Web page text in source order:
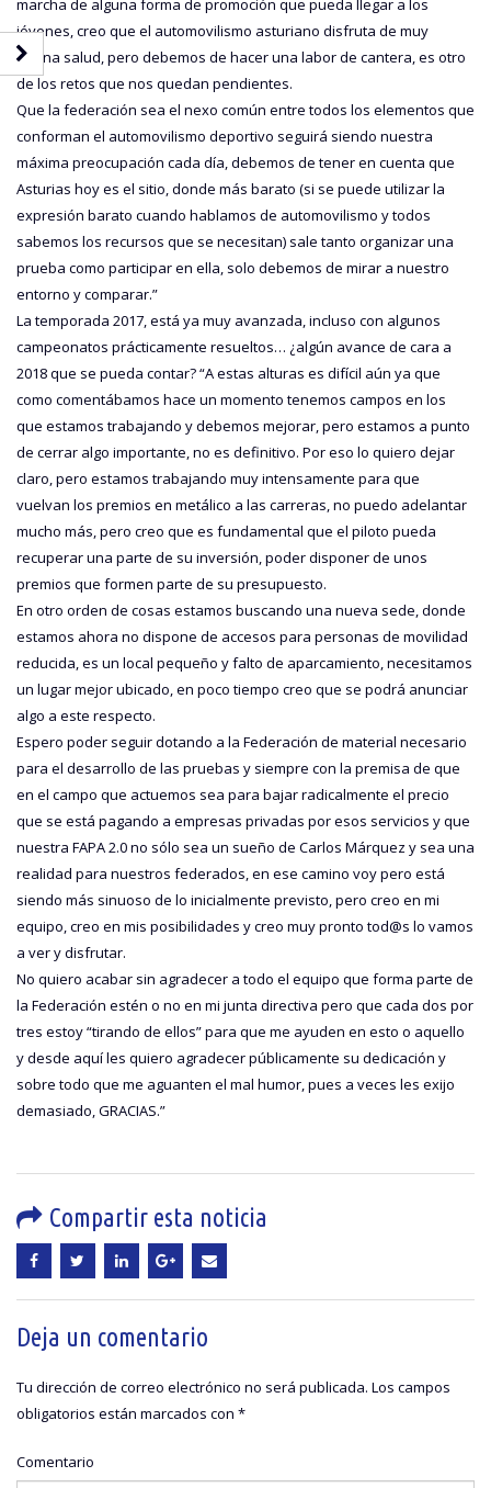
marcha de alguna forma de promoción que pueda llegar a los
jóvenes, creo que el automovilismo asturiano disfruta de muy
buena salud, pero debemos de hacer una labor de cantera, es otro
de los retos que nos quedan pendientes.
Que la federación sea el nexo común entre todos los elementos que
conforman el automovilismo deportivo seguirá siendo nuestra
máxima preocupación cada día, debemos de tener en cuenta que
Asturias hoy es el sitio, donde más barato (si se puede utilizar la
expresión barato cuando hablamos de automovilismo y todos
sabemos los recursos que se necesitan) sale tanto organizar una
prueba como participar en ella, solo debemos de mirar a nuestro
entorno y comparar.”
La temporada 2017, está ya muy avanzada, incluso con algunos
campeonatos prácticamente resueltos… ¿algún avance de cara a
2018 que se pueda contar? “A estas alturas es difícil aún ya que
como comentábamos hace un momento tenemos campos en los
que estamos trabajando y debemos mejorar, pero estamos a punto
de cerrar algo importante, no es definitivo. Por eso lo quiero dejar
claro, pero estamos trabajando muy intensamente para que
vuelvan los premios en metálico a las carreras, no puedo adelantar
mucho más, pero creo que es fundamental que el piloto pueda
recuperar una parte de su inversión, poder disponer de unos
premios que formen parte de su presupuesto.
En otro orden de cosas estamos buscando una nueva sede, donde
estamos ahora no dispone de accesos para personas de movilidad
reducida, es un local pequeño y falto de aparcamiento, necesitamos
un lugar mejor ubicado, en poco tiempo creo que se podrá anunciar
algo a este respecto.
Espero poder seguir dotando a la Federación de material necesario
para el desarrollo de las pruebas y siempre con la premisa de que
en el campo que actuemos sea para bajar radicalmente el precio
que se está pagando a empresas privadas por esos servicios y que
nuestra FAPA 2.0 no sólo sea un sueño de Carlos Márquez y sea una
realidad para nuestros federados, en ese camino voy pero está
siendo más sinuoso de lo inicialmente previsto, pero creo en mi
equipo, creo en mis posibilidades y creo muy pronto tod@s lo vamos
a ver y disfrutar.
No quiero acabar sin agradecer a todo el equipo que forma parte de
la Federación estén o no en mi junta directiva pero que cada dos por
tres estoy “tirando de ellos” para que me ayuden en esto o aquello
y desde aquí les quiero agradecer públicamente su dedicación y
sobre todo que me aguanten el mal humor, pues a veces les exijo
demasiado, GRACIAS.”
Compartir esta noticia
Deja un comentario
Tu dirección de correo electrónico no será publicada. Los campos
obligatorios están marcados con *
Comentario